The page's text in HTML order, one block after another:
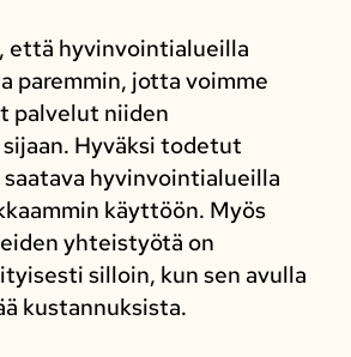
että hyvinvointialueilla
paremmin, jotta voimme
palvelut niiden
Hyväksi todetut
hyvinvointialueilla
käyttöön. Myös
yhteistyötä on
silloin, kun sen avulla
kustannuksista.